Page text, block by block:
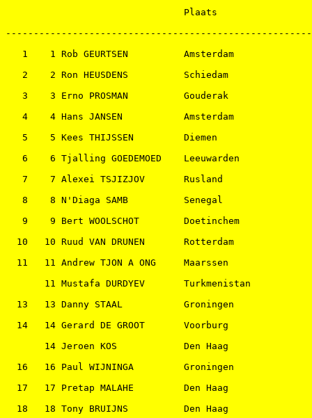
Plaats
1    1 Rob GEURTSEN          Amsterdam
2    2 Ron HEUSDENS          Schiedam
3    3 Erno PROSMAN          Gouderak
4    4 Hans JANSEN           Amsterdam
5    5 Kees THIJSSEN         Diemen
6    6 Tjalling GOEDEMOED    Leeuwarden
7    7 Alexei TSJIZJOV       Rusland
8    8 N'Diaga SAMB          Senegal
9    9 Bert WOOLSCHOT        Doetinchem
10   10 Ruud VAN DRUNEN       Rotterdam
11   11 Andrew TJON A ONG     Maarssen
11 Mustafa DURDYEV       Turkmenistan
13   13 Danny STAAL           Groningen
14   14 Gerard DE GROOT       Voorburg
14 Jeroen KOS            Den Haag
16   16 Paul WIJNINGA         Groningen
17   17 Pretap MALAHE         Den Haag
18   18 Tony BRUIJNS          Den Haag